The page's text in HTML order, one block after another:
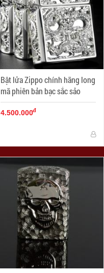
Bật lửa Zippo chính hãng long
mã phiên bản bạc sắc sảo
4.500.000đ